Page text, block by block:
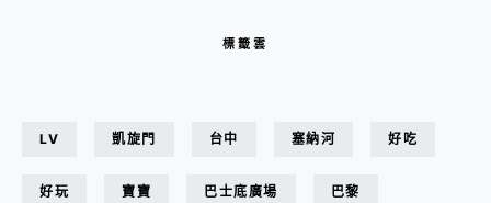
標籤雲
LV 凱旋門 台中 塞納河 好吃
好玩 寶寶 巴士底廣場 巴黎